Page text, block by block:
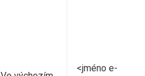
<jméno e-